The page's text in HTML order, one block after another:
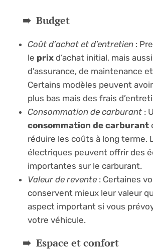
Budget
Coût d’achat et d’entretien :
le prix d’achat initial, mais
d’assurance, de maintenance
Certains modèles peuvent
plus bas mais des frais
Consommation de carburant :
consommation de carburant
réduire les coûts à long terme.
électriques peuvent offrir des
importantes sur le carburant.
Valeur de revente : Certaines
conservent mieux leur valeur
aspect important si vous
votre véhicule.
Espace et confort